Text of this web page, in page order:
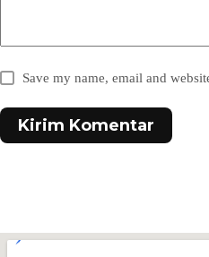
Save my name, email and
Kirim Komentar